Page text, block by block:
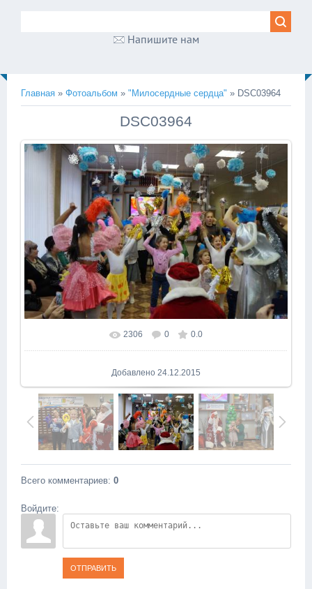
Напишите нам
Главная » Фотоальбом » "Милосердные сердца" » DSC03964
DSC03964
В реальном размере 1600x1065
2306 0 0.0
Добавлено 24.12.2015
Всего комментариев: 0
Войдите:
ОТПРАВИТЬ